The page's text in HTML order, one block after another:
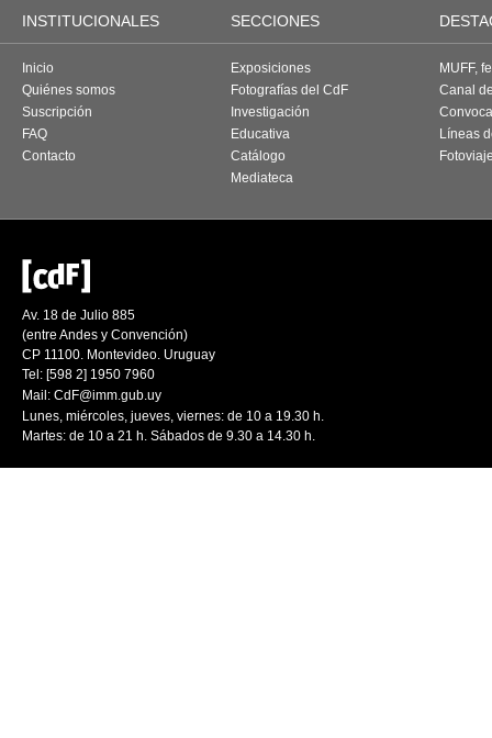
INSTITUCIONALES SECCIONES
Inicio
Quiénes somos
Suscripción
FAQ
Contacto
Exposiciones
Fotografías del CdF
Investigación
Educativa
Catálogo
Mediateca
MUFF,
Canal
Líneas
Av. 18 de Julio 885
(entre Andes y Convención)
CP 11100. Montevideo. Uruguay
Tel: [598 2] 1950 7960
Mail: CdF@imm.gub.uy
Lunes, miércoles, jueves, viernes: de 10 a 19.30 h.
Martes: de 10 a 21 h. Sábados de 9.30 a 14.30 h.